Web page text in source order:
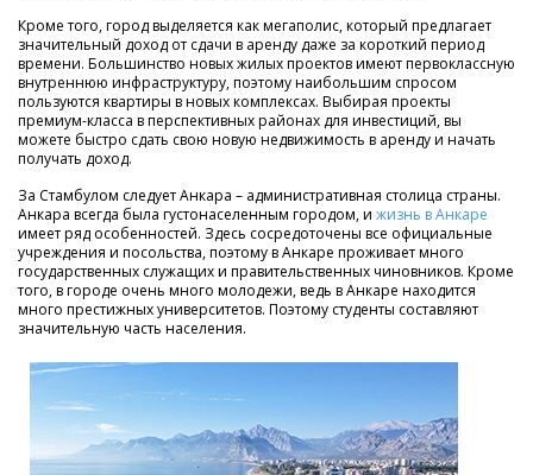
Кроме того, город выделяется как мегаполис, который предлагает
значительный доход от сдачи в аренду даже за короткий период
времени. Большинство новых жилых проектов имеют первоклассную
внутреннюю инфраструктуру, поэтому наибольшим спросом
пользуются квартиры в новых комплексах. Выбирая проекты
премиум-класса в перспективных районах для инвестиций, вы
можете быстро сдать свою новую недвижимость в аренду и начать
получать доход.
За Стамбулом следует Анкара – административная столица страны.
Анкара всегда была густонаселенным городом, и жизнь в Анкаре
имеет ряд особенностей. Здесь сосредоточены все официальные
учреждения и посольства, поэтому в Анкаре проживает много
государственных служащих и правительственных чиновников. Кроме
того, в городе очень много молодежи, ведь в Анкаре находится
много престижных университетов. Поэтому студенты составляют
значительную часть населения.